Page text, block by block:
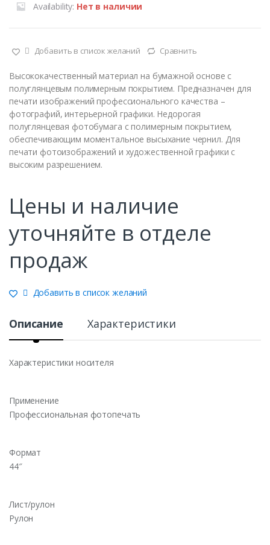
Availability: Нет в наличии
Добавить в список желаний Сравнить
Высококачественный материал на бумажной основе с
полуглянцевым полимерным покрытием. Предназначен для
печати изображений профессионального качества –
фотографий, интерьерной графики. Недорогая
полуглянцевая фотобумага с полимерным покрытием,
обеспечивающим моментальное высыхание чернил. Для
печати фотоизображений и художественной графики с
высоким разрешением.
Цены и наличие
уточняйте в отделе
продаж
Добавить в список желаний
Описание Характеристики
Характеристики носителя
Применение
Профессиональная фотопечать
Формат
44″
Лист/рулон
Рулон